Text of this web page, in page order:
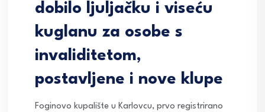
dobilo ljuljačku i viseću
kuglanu za osobe s
invaliditetom,
postavljene i nove klupe
Foginovo kupalište u Karlovcu, prvo registrirano